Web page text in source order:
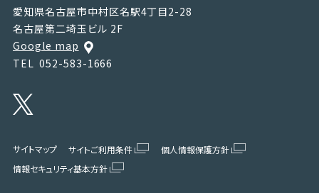
愛知県名古屋市中村区名駅4丁目2-28
名古屋第二埼玉ビル 2F
Google map
TEL 052-583-1666
サイトマップ サイトご利用条件
個人情報保護方針
情報セキュリティ基本方針